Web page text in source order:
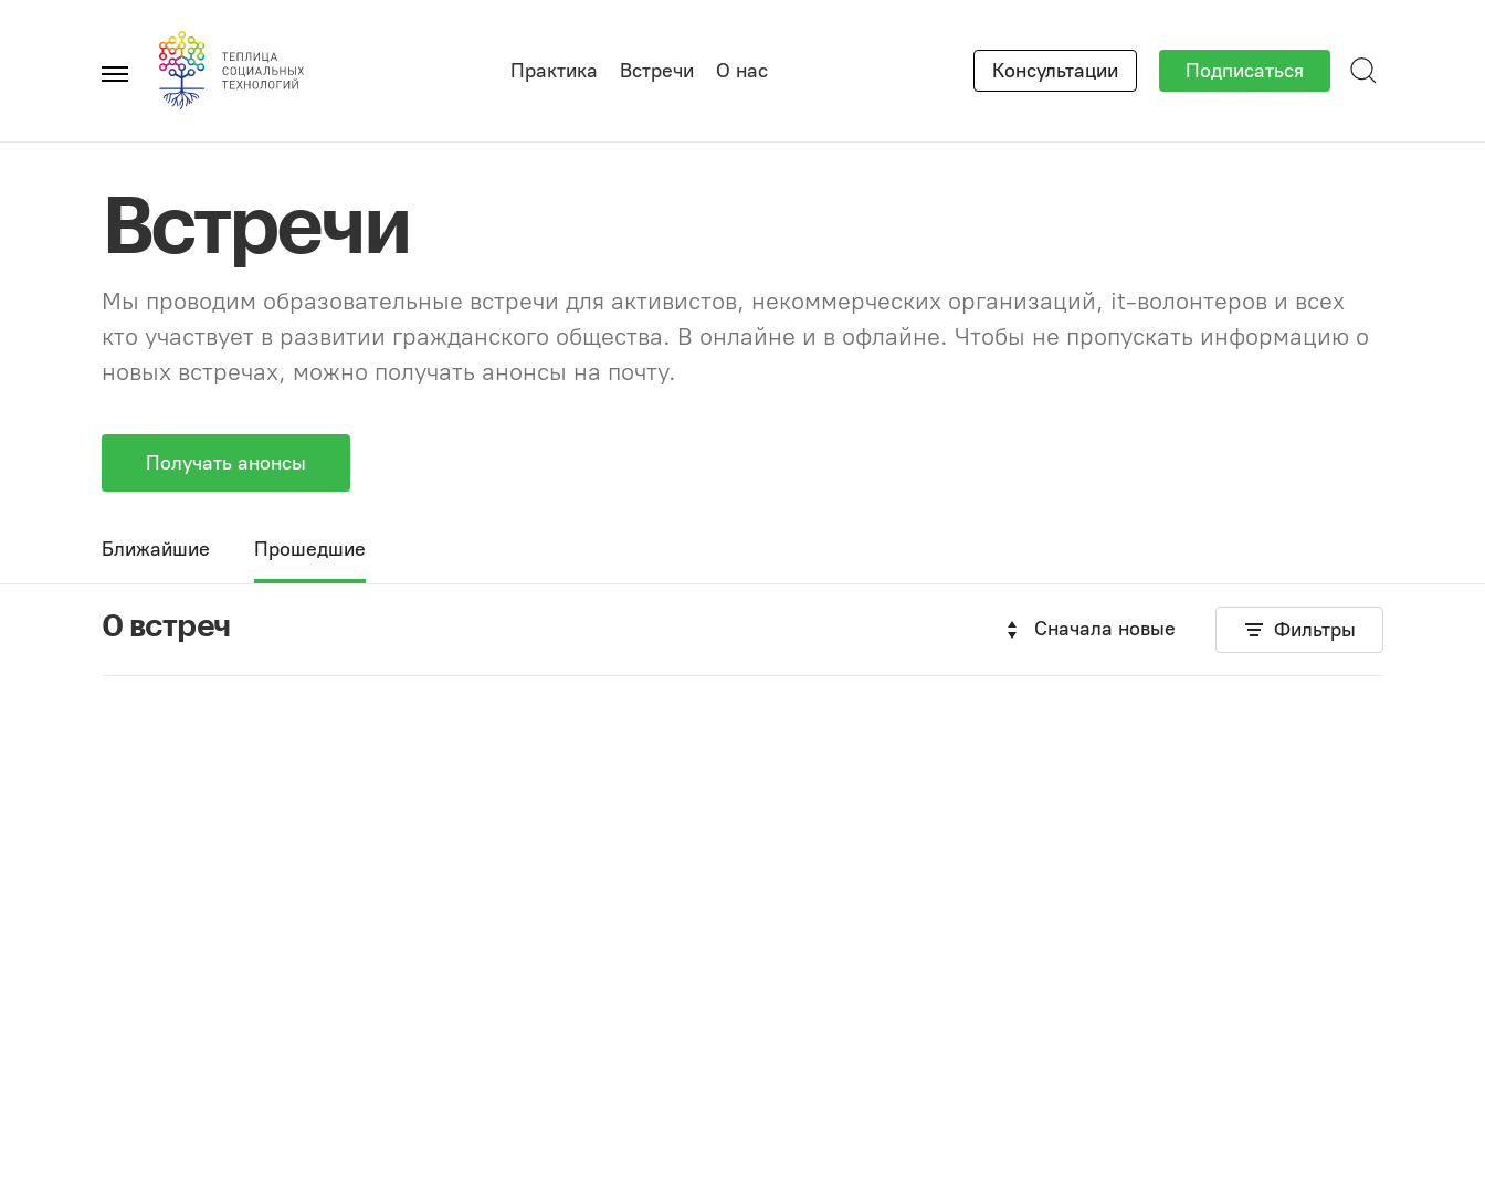
Главное
Практика Встречи О нас Консультации Подписаться
Встречи
Мы проводим образовательные встречи для активистов, некоммерческих организаций, it-волонтеров и всех
кто участвует в развитии гражданского общества. В онлайне и в офлайне. Чтобы не пропускать информацию о
новых встречах, можно получать анонсы на почту.
Получать анонсы
Ближайшие Прошедшие
0 встреч Сначала новые Фильтры